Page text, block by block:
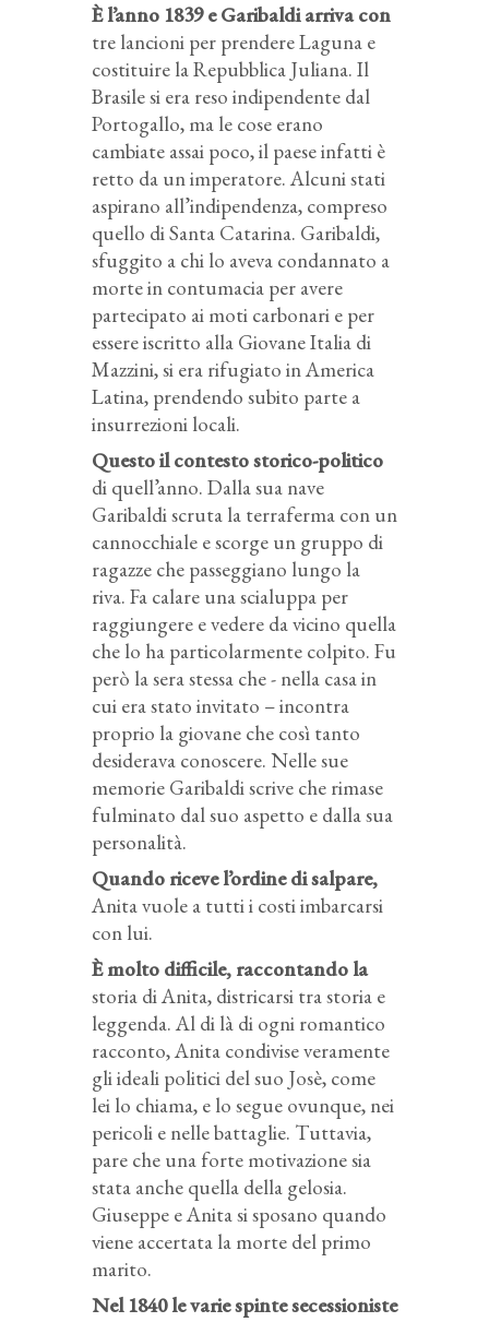
È l’anno 1839 e Garibaldi arriva con
tre lancioni per prendere Laguna e
costituire la Repubblica Juliana. Il
Brasile si era reso indipendente dal
Portogallo, ma le cose erano
cambiate assai poco, il paese infatti è
retto da un imperatore. Alcuni stati
aspirano all’indipendenza, compreso
quello di Santa Catarina. Garibaldi,
sfuggito a chi lo aveva condannato a
morte in contumacia per avere
partecipato ai moti carbonari e per
essere iscritto alla Giovane Italia di
Mazzini, si era rifugiato in America
Latina, prendendo subito parte a
insurrezioni locali.
Questo il contesto storico-politico
di quell’anno. Dalla sua nave
Garibaldi scruta la terraferma con un
cannocchiale e scorge un gruppo di
ragazze che passeggiano lungo la
riva. Fa calare una scialuppa per
raggiungere e vedere da vicino quella
che lo ha particolarmente colpito. Fu
però la sera stessa che - nella casa in
cui era stato invitato – incontra
proprio la giovane che così tanto
desiderava conoscere. Nelle sue
memorie Garibaldi scrive che rimase
fulminato dal suo aspetto e dalla sua
personalità.
Quando riceve l’ordine di salpare,
Anita vuole a tutti i costi imbarcarsi
con lui.
È molto difficile, raccontando la
storia di Anita, districarsi tra storia e
leggenda. Al di là di ogni romantico
racconto, Anita condivise veramente
gli ideali politici del suo Josè, come
lei lo chiama, e lo segue ovunque, nei
pericoli e nelle battaglie. Tuttavia,
pare che una forte motivazione sia
stata anche quella della gelosia.
Giuseppe e Anita si sposano quando
viene accertata la morte del primo
marito.
Nel 1840 le varie spinte secessioniste